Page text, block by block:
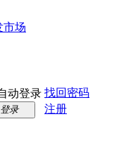
市场
动登录 找回密码
登录 注册